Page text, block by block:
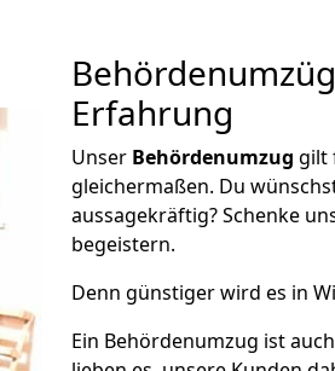
Erfahrung
Unser Behördenumzug gilt
gleichermaßen. Du
aussagekräftig? Schenke
begeistern.
Denn günstiger wird es in
Ein Behördenumzug ist